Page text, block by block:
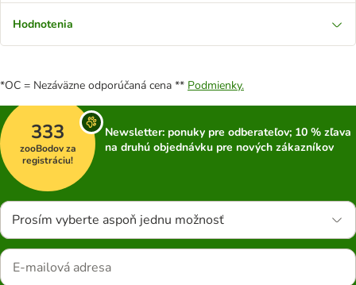
Hodnotenia
*OC = Nezáväzne odporúčaná cena ** Podmienky.
333
zooBodov za
registráciu!
Newsletter: ponuky pre odberateľov; 10 % zľava
na druhú objednávku pre nových zákazníkov
Prosím vyberte aspoň jednu možnosť